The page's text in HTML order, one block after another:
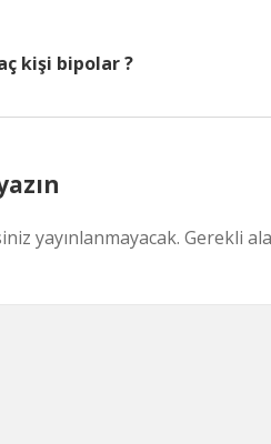
kişi bipolar ?
yayınlanmayacak. Gerekli